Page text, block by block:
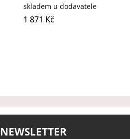
skladem u dodavatele
1 871 Kč
NEWSLETTER